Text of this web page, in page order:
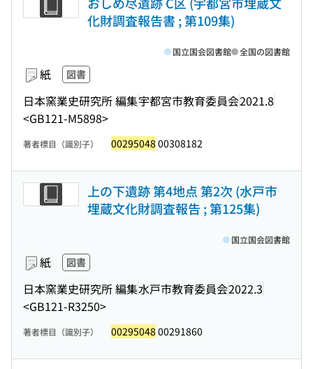
化財調査報告書 ; 第109集)
紙 図書
日本窯業史研究所 編集宇都宮市教育委員会2021.8
<GB121-M5898>
国立国会図書館 全国の図書館
著者標目（識別子） 00295048 00308182
上の下遺跡 第4地点 第2次 (水戸市
埋蔵文化財調査報告 ; 第125集)
紙 図書
日本窯業史研究所 編集水戸市教育委員会2022.3
<GB121-R3250>
国立国会図書館
著者標目（識別子） 00295048 00291860